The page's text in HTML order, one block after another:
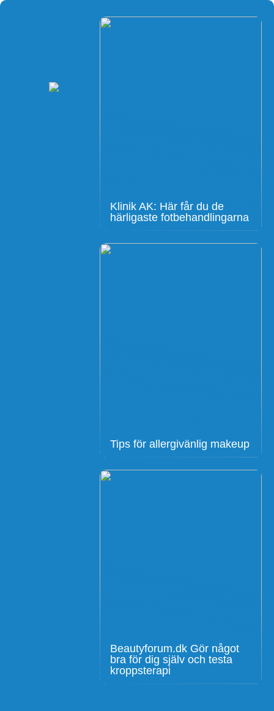
Klinik AK: Här får du de
härligaste fotbehandlingarna
Tips för allergivänlig makeup
Beautyforum.dk Gör något
bra för dig själv och testa
kroppsterapi